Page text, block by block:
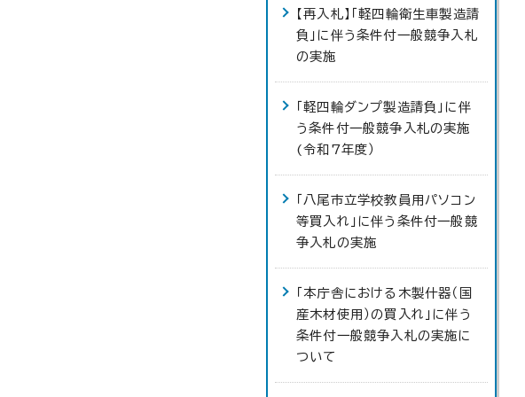
【再入札】「軽四輪衛生車製造請
負」に伴う条件付一般競争入札
の実施
「軽四輪ダンプ製造請負」に伴
う条件付一般競争入札の実施
(令和7年度）
「八尾市立学校教員用パソコン
等買入れ」に伴う条件付一般競
争入札の実施
「本庁舎における木製什器（国
産木材使用）の買入れ」に伴う
条件付一般競争入札の実施に
ついて